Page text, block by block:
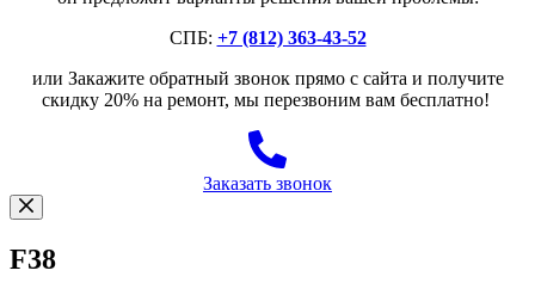
СПБ: +7 (812) 363-43-52
или Закажите обратный звонок прямо с сайта и получите
скидку 20% на ремонт, мы перезвоним вам бесплатно!
Заказать звонок
F38